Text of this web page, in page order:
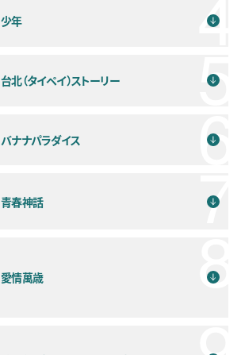
少年
台北（タイペイ）ストーリー
バナナパラダイス
青春神話
愛情萬歳